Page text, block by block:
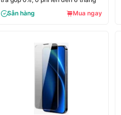
Sẵn hàng
Mua ngay